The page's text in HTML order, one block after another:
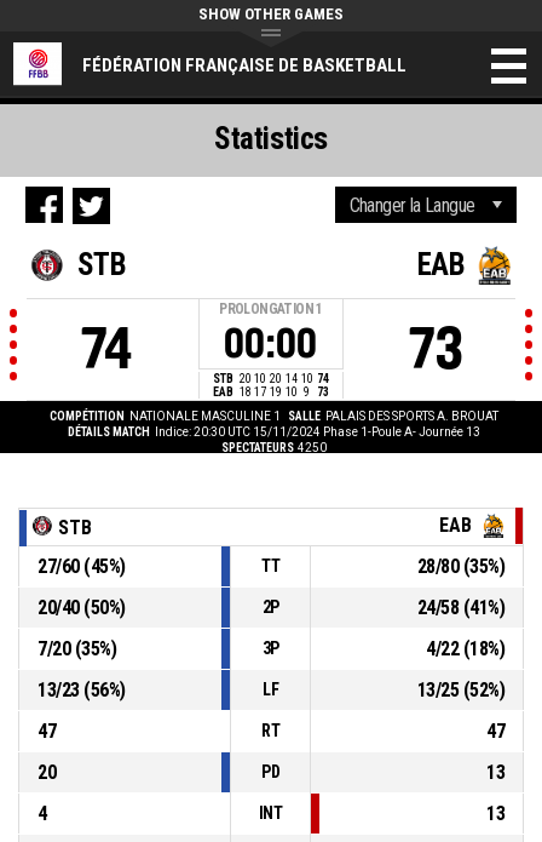
FÉDÉRATION FRANÇAISE DE BASKETBALL
SHOW OTHER GAMES
STB
74
PROLONGATION 1
00:00
STB 20 10 20 14 10 74
EAB 18 17 19 10 9 73
EAB
73
COMPÉTITION NATIONALE MASCULINE 1 SALLE PALAIS DES SPORTS A. BROUAT
DÉTAILS MATCH
Indice: 20:30 UTC 15/11/2024 Phase 1-Poule A- Journée 13
SPECTATEURS 4250
Statistics
STB
EAB
27/60(45%) TT 28/80(35%)
20/40(50%) 2P 24/58(41%)
7/20(35%) 3P 4/22(18%)
13/23(56%) LF 13/25(52%)
47
RT
47
20
PD
13
4
INT
13